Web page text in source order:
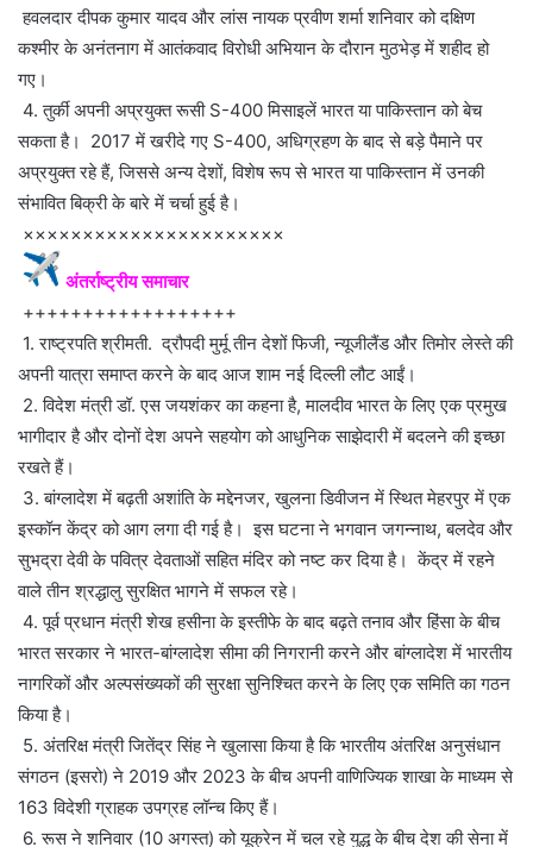
हवलदार दीपक कुमार यादव और लांस नायक प्रवीण शर्मा शनिवार को दक्षिण
कश्मीर के अनंतनाग में आतंकवाद विरोधी अभियान के दौरान मुठभेड़ में शहीद हो
गए।
4. तुर्की अपनी अप्रयुक्त रूसी S-400 मिसाइलें भारत या पाकिस्तान को बेच
सकता है। 2017 में खरीदे गए S-400, अधिग्रहण के बाद से बड़े पैमाने पर
अप्रयुक्त रहे हैं, जिससे अन्य देशों, विशेष रूप से भारत या पाकिस्तान में उनकी
संभावित बिक्री के बारे में चर्चा हुई है।
××××××××××××××××××××××
अंतर्राष्ट्रीय समाचार
++++++++++++++++++
1. राष्ट्रपति श्रीमती. द्रौपदी मुर्मू तीन देशों फिजी, न्यूजीलैंड और तिमोर लेस्ते की
अपनी यात्रा समाप्त करने के बाद आज शाम नई दिल्ली लौट आईं।
2. विदेश मंत्री डॉ. एस जयशंकर का कहना है, मालदीव भारत के लिए एक प्रमुख
भागीदार है और दोनों देश अपने सहयोग को आधुनिक साझेदारी में बदलने की इच्छा
रखते हैं।
3. बांग्लादेश में बढ़ती अशांति के मद्देनजर, खुलना डिवीजन में स्थित मेहरपुर में एक
इस्कॉन केंद्र को आग लगा दी गई है। इस घटना ने भगवान जगन्नाथ, बलदेव और
सुभद्रा देवी के पवित्र देवताओं सहित मंदिर को नष्ट कर दिया है। केंद्र में रहने
वाले तीन श्रद्धालु सुरक्षित भागने में सफल रहे।
4. पूर्व प्रधान मंत्री शेख हसीना के इस्तीफे के बाद बढ़ते तनाव और हिंसा के बीच
भारत सरकार ने भारत-बांग्लादेश सीमा की निगरानी करने और बांग्लादेश में भारतीय
नागरिकों और अल्पसंख्यकों की सुरक्षा सुनिश्चित करने के लिए एक समिति का गठन
किया है।
5. अंतरिक्ष मंत्री जितेंद्र सिंह ने खुलासा किया है कि भारतीय अंतरिक्ष अनुसंधान
संगठन (इसरो) ने 2019 और 2023 के बीच अपनी वाणिज्यिक शाखा के माध्यम से
163 विदेशी ग्राहक उपग्रह लॉन्च किए हैं।
6. रूस ने शनिवार (10 अगस्त) को यूक्रेन में चल रहे युद्ध के बीच देश की सेना में